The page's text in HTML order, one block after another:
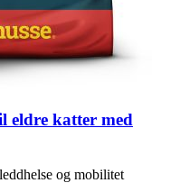
katter med
og mobilitet